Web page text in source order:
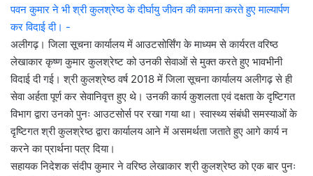
अलीगढ़। जिला सूचना कार्यालय में आउटसोर्सिंग के माध्यम से कार्यरत वरिष्ठ
लेखाकार कृष्ण कुमार कुलश्रेष्ट को उनकी सेवाओं से मुक्त करते हुए भावभीनी
विदाई दी गई। श्री कुलश्रेष्ठ वर्ष 2018 में जिला सूचना कार्यालय अलीगढ़ से ही
सेवा अर्हता पूर्ण कर सेवानिवृत्त हुए थे। उनकी कार्य कुशलता एवं दक्षता के दृष्टिगत
विभाग द्वारा उनको पुनः आउटसोर्स पर रखा गया था। स्वास्थ्य संबंधी समस्याओं के
दृष्टिगत श्री कुलश्रेष्ठ द्वारा कार्यालय आने में असमर्थता जताते हुए आगे कार्य न
करने का प्रार्थना पत्र दिया।
सहायक निदेशक संदीप कुमार ने वरिष्ठ लेखाकार श्री कुलश्रेष्ठ को एक बार पुनः